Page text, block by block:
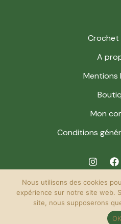
Crochet
A
Mentions
Mon
Conditions
© 2026 Crochet Blanc.
Nous utilisons des cookies
expérience sur notre site web.
site, nous supposerons
OK